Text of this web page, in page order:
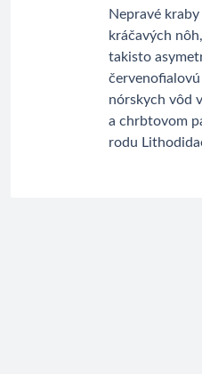
Nepravé
kráčavých
takisto
nórskych vôd
a chrbtovom
rodu